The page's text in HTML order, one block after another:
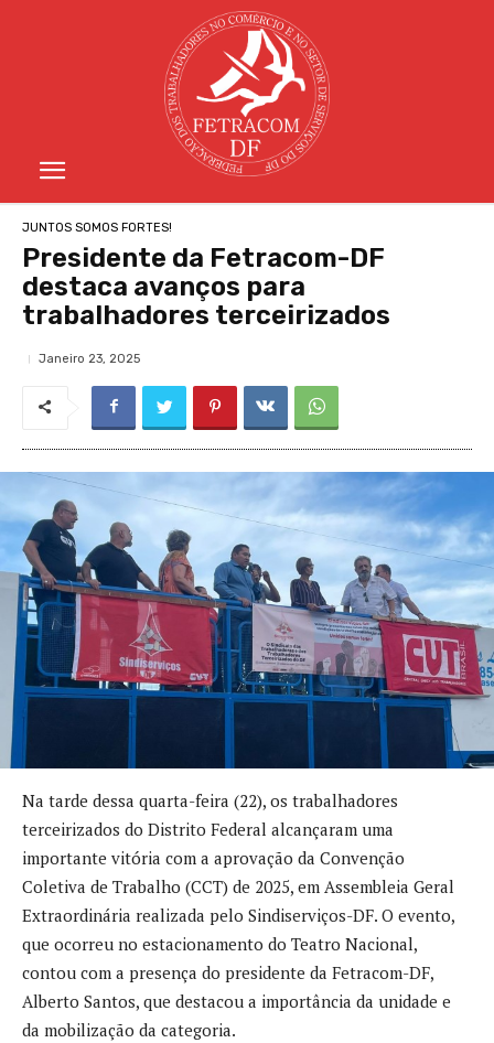
JUNTOS SOMOS FORTES!
Presidente da Fetracom-DF
destaca avanços para
trabalhadores terceirizados
Janeiro 23, 2025
Na tarde dessa quarta-feira (22), os trabalhadores
terceirizados do Distrito Federal alcançaram uma
importante vitória com a aprovação da Convenção
Coletiva de Trabalho (CCT) de 2025, em Assembleia Geral
Extraordinária realizada pelo Sindiserviços-DF. O evento,
que ocorreu no estacionamento do Teatro Nacional,
contou com a presença do presidente da Fetracom-DF,
Alberto Santos, que destacou a importância da unidade e
da mobilização da categoria.